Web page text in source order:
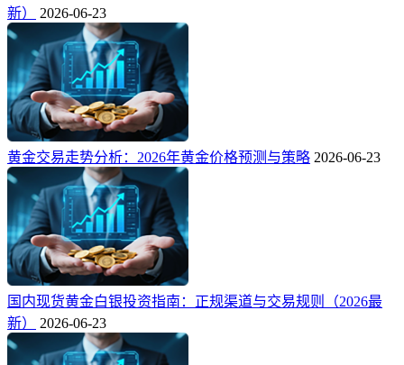
新）
2026-06-23
黄金交易走势分析：2026年黄金价格预测与策略 2026-06-23
国内现货黄金白银投资指南：正规渠道与交易规则（2026最
新）
2026-06-23